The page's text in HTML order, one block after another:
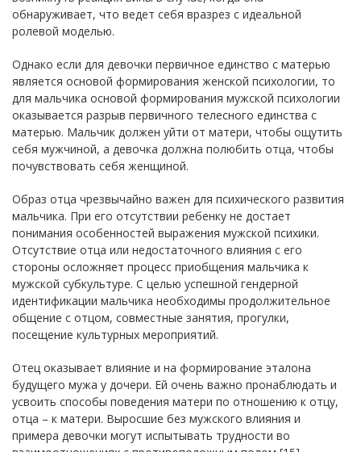
обнаруживает, что ведет себя вразрез с идеальной
ролевой моделью.
Однако если для девочки первичное единство с матерью
является основой формирования женской психологии, то
для мальчика основой формирования мужской психологии
оказывается разрыв первичного телесного единства с
матерью. Мальчик должен уйти от матери, чтобы ощутить
себя мужчиной, а девочка должна полюбить отца, чтобы
почувствовать себя женщиной.
Образ отца чрезвычайно важен для психического развития
мальчика. При его отсутствии ребенку не достает
понимания особенностей выражения мужской психики.
Отсутствие отца или недостаточного влияния с его
стороны осложняет процесс приобщения мальчика к
мужской субкультуре. С целью успешной гендерной
идентификации мальчика необходимы продолжительное
общение с отцом, совместные занятия, прогулки,
посещение культурных мероприятий.
Отец оказывает влияние и на формирование эталона
будущего мужа у дочери. Ей очень важно пронаблюдать и
усвоить способы поведения матери по отношению к отцу,
отца – к матери. Выросшие без мужского влияния и
примера девочки могут испытывать трудности во